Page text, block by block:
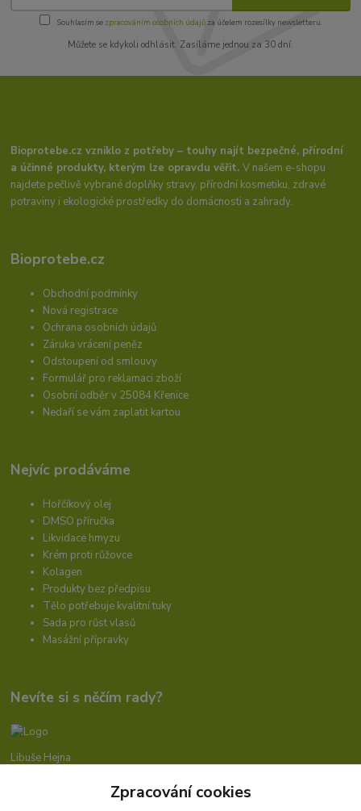
Souhlasím se zpracováním osobních údajůza účelem rozesílky newsletteru.
Můžete se kdykoli odhlásit. Zasíláme jednou za 30 dní.
Bioprotebe.cz vzniklo z potřeby – touhy najít bezpečné, přírodní
a účinné produkty, kterým lze opravdu věřit.V našem e-shopu
najdete pečlivě vybrané doplňky stravy, přírodní kosmetiku, zdravé
potraviny i ekologické prostředky do domácnosti a zahrady.
Bioprotebe.cz
Obchodní podmínky
Nová registrace
Ochrana osobních údajů
Záruka vrácení peněz
Odstoupení od smlouvy
Formulář pro reklamaci zboží
Osobní odběr v 25084 Křenice
Nedaří se vám zaplatit kartou
Nejvíc prodáváme
Hořčíkový olej
DMSO příručka
Likvidace hmyzu
Krém proti růžovce
Kolagen
Produkty bez předpisu
Tělo potřebuje kvalitní tuky
Sada pro růst vlasů
Masážní přípravky
Nevíte si s něčím rady?
Libuše Hejna
Zpracování cookies